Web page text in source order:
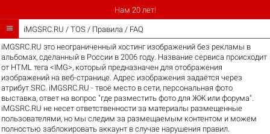
Нам 20 лет!
 iMGSRC.RU / TOS / Правила / FAQ
iMGSRC.RU это неограниченный хостинг изображений без рекламы в
альбомах,сделанный в России в 2006 году. Название сервиса происходит
от HTML тега <IMG>, который предназначен для отображения
изображений на веб-странице. Адрес изображения задаётся через
атрибут SRC. iMGSRC.RU - твоё место в сети, персональная фото
выставка, ответ на вопрос "где разместить фото для ЖЖ или форума".
iMGSRC.RU не несет ответственности за материалы размещенные
пользователями, но мы следим за размещаемым контентом и можем
полностью заблокировать аккаунт в случае нарушения правил.